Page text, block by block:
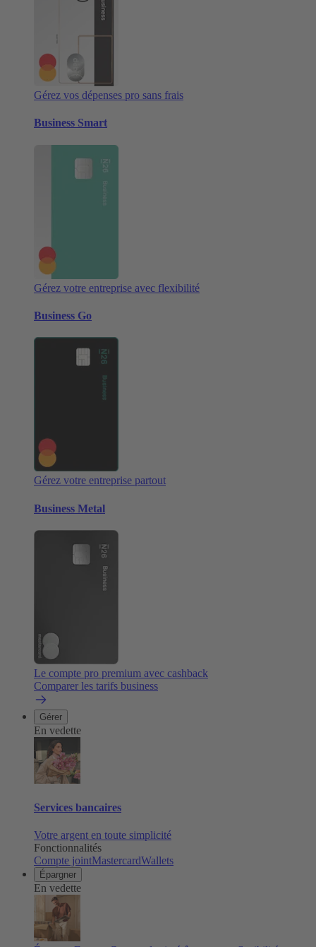
Gérez vos dépenses pro sans frais
Business Smart
Gérez votre entreprise avec flexibilité
Business Go
Gérez votre entreprise partout
Business Metal
Le compte pro premium avec cashback
Comparer les tarifs business
Gérer
En vedette
Services bancaires
Votre argent en toute simplicité
Fonctionnalités
Compte jointMastercardWallets
Épargner
En vedette